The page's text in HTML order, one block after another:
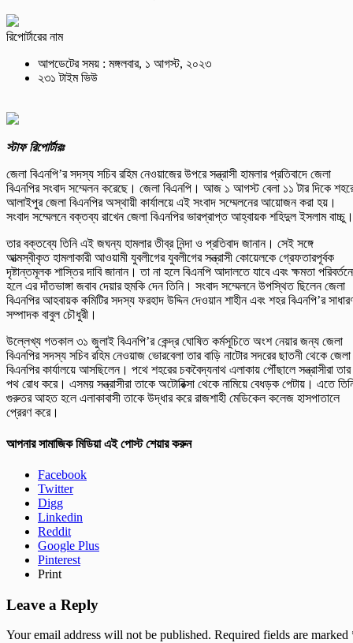
রিপোর্টারের নাম
আপডেটের সময় : মঙ্গলবার, ১ আগস্ট, ২০২৩
২৩১ টাইম ভিউ
স্টাফ রিপোর্টারঃ
জেলা বিএনপি’র সদস্য সচিব রহিম নেওয়াজের উপরে সন্ত্রাসী হামলার প্রতিবাদে জেলা
বিএনপির সংবাদ সম্মেলন করেছে। জেলা বিএনপি। আজ ১ আগস্ট বেলা ১১ টার দিকে
আলাইপুর জেলা বিএনপির অস্থায়ী কার্যালয়ে এই সংবাদ সম্মেলনের আয়োজন করা হয়।
সংবাদ সম্মেলনে বক্তব্য রাখেন জেলা বিএনপির ভারপ্রাপ্ত আহ্বায়ক শহিদুল ইসলাম বাচ্চু।
তার বক্তব্যে তিনি এই জঘন্য হামলার তীব্র নিন্দা ও প্রতিবাদ জানান। সেই সঙ্গে
আত্মস্বীকৃত হামলাকারী আওয়ামী যুবলীগের যুবলীগের সন্ত্রাসী কোয়েলকে গ্রেফতারপূর্বক
দৃষ্টান্তমূলক শাস্তির দাবি জানান। তা না হলে বিএনপি আদালতে যাবে এবং ক্ষমতা
হলে এর দাঁতভাঙ্গা জবাব দেয়ার হুমকি দেন তিনি। সংবাদ সম্মেলনে উপস্থিত ছিলেন জেলা
বিএনপির আহবায়ক কমিটির সদস্য ফরহাদ উদ্দিন দেওয়ান শাহীন এবং শহর বিএনপি’র
সম্পাদক বাবুল চৌধুরী।
উল্লেখ্য গতকাল ৩১ জুলাই বিএনপি’র কেন্দ্র ঘোষিত কর্মসূচিতে অংশ নেয়ার জন্য জেলা
বিএনপির সদস্য সচিব রহিম নেওয়াজ ভোরবেলা তার বাড়ি নাটোর সদরের ছাতনী থেকে জেলা
বিএনপির কার্যালয়ে আসছিলেন। পথে শহরের চকবৈদ্যনাথ এলাকায় পৌঁছালে সন্ত্রাসীরা তার
পথ রোধ করে। এসময় সন্ত্রাসীরা তাকে অটোরিক্সা থেকে নামিয়ে বেধড়ক পেটায়। এতে
গুরুতর আহত হলে এলাকাবাসী তাকে উদ্ধার করে রাজশাহী মেডিকেল কলেজ হাসপাতালে
প্রেরণ করে।
আপনার সামাজিক মিডিয়া এই পোস্ট শেয়ার করুন
Facebook
Twitter
Digg
Linkedin
Reddit
Google Plus
Pinterest
Print
Leave a Reply
Your email address will not be published. Required fields are marked